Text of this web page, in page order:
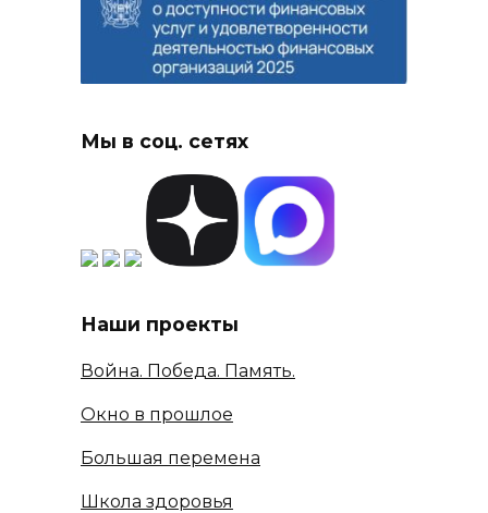
Мы в соц. сетях
Наши проекты
Война. Победа. Память.
Окно в прошлое
Большая перемена
Школа здоровья